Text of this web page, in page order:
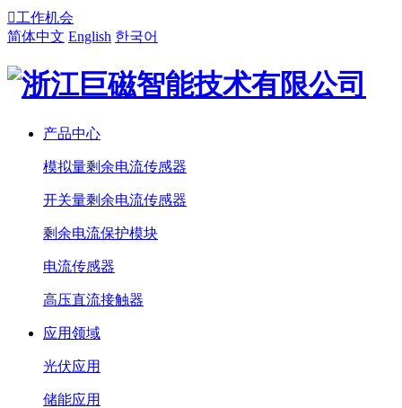
工作机会
简体中文 English 한국어
产品中心
模拟量剩余电流传感器
开关量剩余电流传感器
剩余电流保护模块
电流传感器
高压直流接触器
应用领域
光伏应用
储能应用